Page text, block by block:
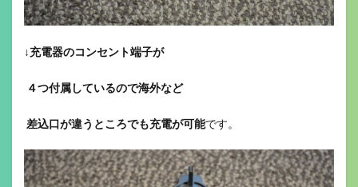
↓充電器のコンセント端子が
４つ付属しているので海外など
差込口が違うところでも充電が可能です。